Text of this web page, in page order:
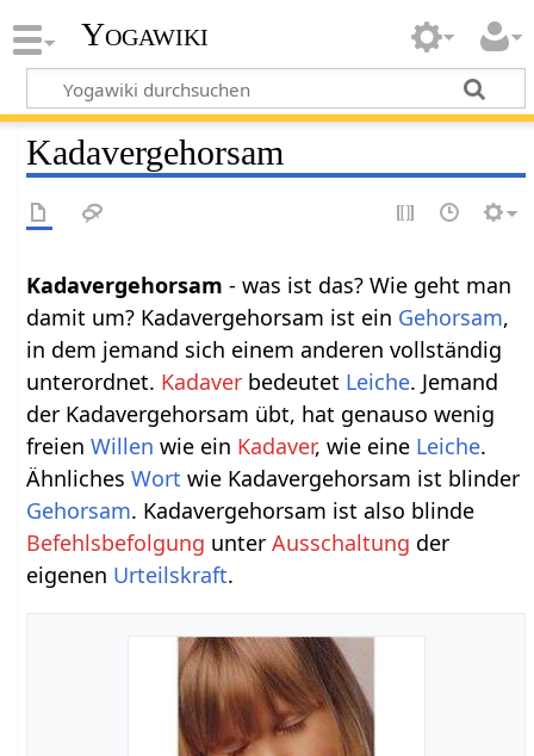
Yogawiki
Kadavergehorsam
Kadavergehorsam - was ist das? Wie geht man
damit um? Kadavergehorsam ist ein Gehorsam,
in dem jemand sich einem anderen vollständig
unterordnet. Kadaver bedeutet Leiche. Jemand
der Kadavergehorsam übt, hat genauso wenig
freienWillen wie ein Kadaver, wie eine Leiche.
ÄhnlichesWort wie Kadavergehorsam ist blinder
Gehorsam. Kadavergehorsam ist also blinde
Befehlsbefolgung unterAusschaltung der
eigenen Urteilskraft.